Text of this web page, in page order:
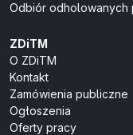
Odbiór odholowanych
ZDiTM
O ZDiTM
Kontakt
Zamówienia publiczne
Ogłoszenia
Oferty pracy